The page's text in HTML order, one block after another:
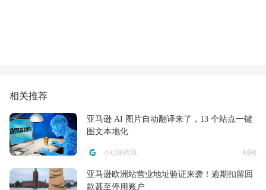
相关推荐
亚马逊 AI 图片自动翻译来了，13 个站点一键
图文本地化
小Q聊跨境 刚刚
亚马逊欧洲站营业地址验证来袭！逾期扣留回
款甚至停用账户